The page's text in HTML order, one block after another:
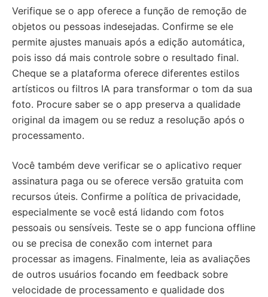
Verifique se o app oferece a função de remoção de
objetos ou pessoas indesejadas. Confirme se ele
permite ajustes manuais após a edição automática,
pois isso dá mais controle sobre o resultado final.
Cheque se a plataforma oferece diferentes estilos
artísticos ou filtros IA para transformar o tom da sua
foto. Procure saber se o app preserva a qualidade
original da imagem ou se reduz a resolução após o
processamento.
Você também deve verificar se o aplicativo requer
assinatura paga ou se oferece versão gratuita com
recursos úteis. Confirme a política de privacidade,
especialmente se você está lidando com fotos
pessoais ou sensíveis. Teste se o app funciona offline
ou se precisa de conexão com internet para
processar as imagens. Finalmente, leia as avaliações
de outros usuários focando em feedback sobre
velocidade de processamento e qualidade dos